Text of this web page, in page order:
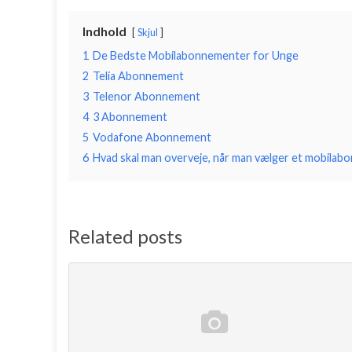
Indhold Skjul
1 De Bedste Mobilabonnementer for Unge
2 Telia Abonnement
3 Telenor Abonnement
4 3 Abonnement
5 Vodafone Abonnement
6 Hvad skal man overveje, når man vælger et
Related posts